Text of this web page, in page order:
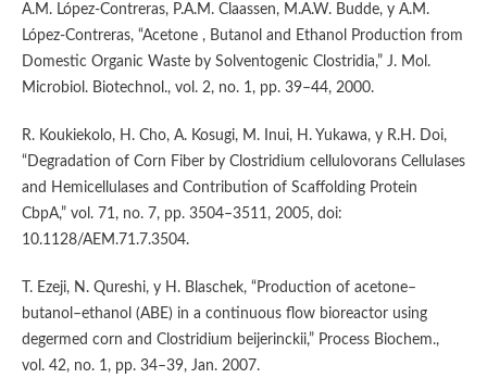
A.M. López-Contreras, P.A.M. Claassen, M.A.W. Budde, y A.M.
López-Contreras, “Acetone , Butanol and Ethanol Production from
Domestic Organic Waste by Solventogenic Clostridia,” J. Mol.
Microbiol. Biotechnol., vol. 2, no. 1, pp. 39–44, 2000.
R. Koukiekolo, H. Cho, A. Kosugi, M. Inui, H. Yukawa, y R.H. Doi,
“Degradation of Corn Fiber by Clostridium cellulovorans Cellulases
and Hemicellulases and Contribution of Scaffolding Protein
CbpA,” vol. 71, no. 7, pp. 3504–3511, 2005, doi:
10.1128/AEM.71.7.3504.
T. Ezeji, N. Qureshi, y H. Blaschek, “Production of acetone–
butanol–ethanol (ABE) in a continuous flow bioreactor using
degermed corn and Clostridium beijerinckii,” Process Biochem.,
vol. 42, no. 1, pp. 34–39, Jan. 2007.